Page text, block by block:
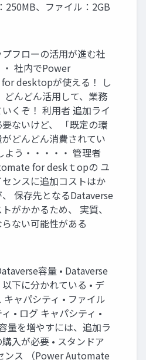
250MB、ファイル：2GB
フローの活用が進む社
社内でPower
desktopが使える！ し
どんどん活用して、業務
くぞ！ 利用者 追加ライ
ないけど、 「既定の環
どんどん消費されてい
よう・・・・・ 管理者
for deskｔopの ユ
ンスに追加コストはか
保存先となるDataverse
がかかるため、 実質、
ない可能性がある
容量 • Dataverse
下に分かれている • デ
キャパシティ • ファイル
• ログ キャパシティ •
量を増やすには、追加ラ
入が必要 • スタンドア
ンス （Power Automate